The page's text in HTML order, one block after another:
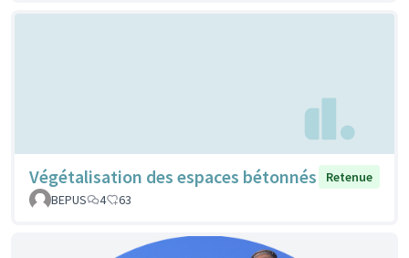
Végétalisation des espaces bétonnés
Retenue
BEPUS
4 63